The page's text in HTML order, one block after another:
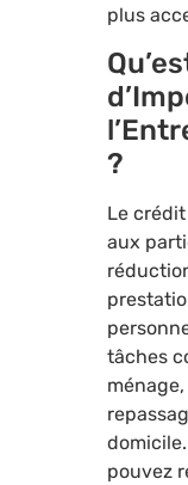
plus
?
Le
aux
tâches
pouvez